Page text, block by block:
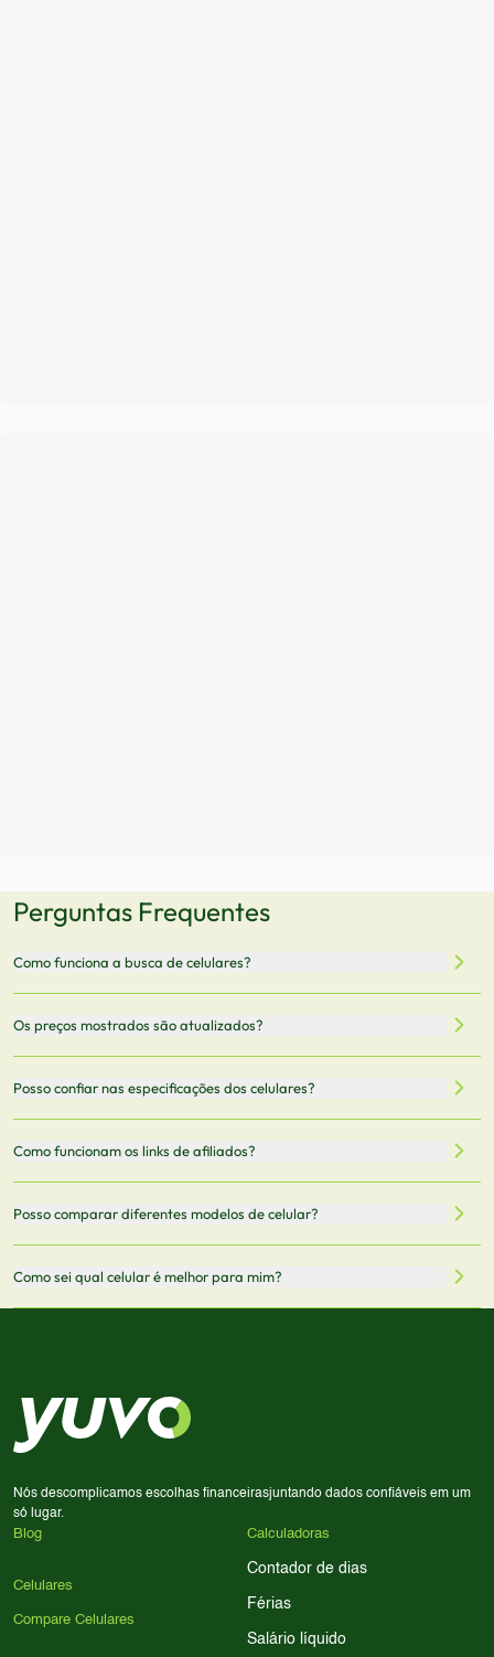
Perguntas Frequentes
Como funciona a busca de celulares?
armazenamento, memória RAM, bateria e conectividade
5G.
Os preços mostrados são atualizados?
vendedor antes de finalizar sua compra.
Posso confiar nas especificações dos celulares?
informações mais recentes de cada modelo.
Como funcionam os links de afiliados?
comissão sem custo adicional para você.
Posso comparar diferentes modelos de celular?
Sim! Você pode selecionar até 3 celulares para comparar
Como sei qual celular é melhor para mim?
processador e bateria são essenciais. Use nossos filtros
para encontrar o celular ideal.
Nós descomplicamos escolhas financeirasjuntando dados confiáveis em um
só lugar.
Blog
Celulares
Compare Celulares
Calculadoras
Contador de dias
Férias
Salário líquido